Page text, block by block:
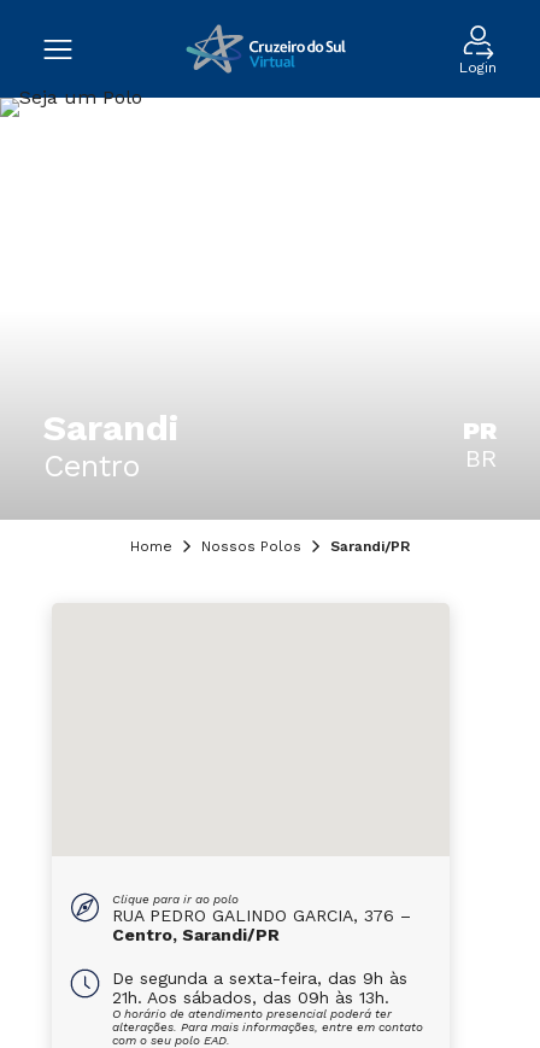
Login
Sarandi
Centro
PR
BR
Home Nossos Polos Sarandi/PR
Clique para ir ao polo
RUA PEDRO GALINDO GARCIA, 376 –
Centro, Sarandi/PR
De segunda a sexta-feira, das 9h às
21h. Aos sábados, das 09h às 13h.
O horário de atendimento presencial poderá ter
alterações. Para mais informações, entre em contato
com o seu polo EAD.